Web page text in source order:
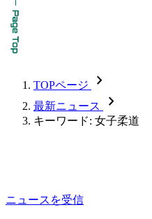
TOPページ chevron_forward
最新ニュース chevron_forward
キーワード: 女子柔道
ニュースを受信